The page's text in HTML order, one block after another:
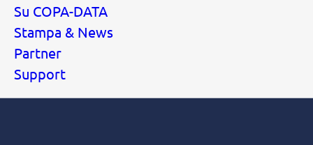
Su COPA-DATA
Stampa & News
Partner
Support